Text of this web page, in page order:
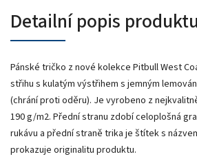
Detailní popis produktu
Pánské tričko z nové kolekce Pitbull West
střihu s kulatým výstřihem s jemným
(chrání proti oděru). Je vyrobeno z
190 g/m2. Přední stranu zdobí celoplošná
rukávu a přední straně trika je štítek s
prokazuje originalitu produktu.